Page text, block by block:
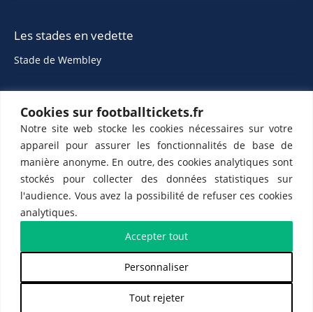
Cookies sur footballtickets.fr
Notre site web stocke les cookies nécessaires sur votre
appareil pour assurer les fonctionnalités de base de
manière anonyme. En outre, des cookies analytiques sont
stockés pour collecter des données statistiques sur
l'audience. Vous avez la possibilité de refuser ces cookies
analytiques.
Personnaliser
Tout rejeter
Accepter tout
Les stades en vedette
Stade de Wembley
ETTS 365 SL, Rambla de Catalunya 38, 8, 1, 08007 Barcelone, Espagne |
Partenaires de l'US Changé 53 💙et de l'US Bretons de Paris 🤍
𝕏